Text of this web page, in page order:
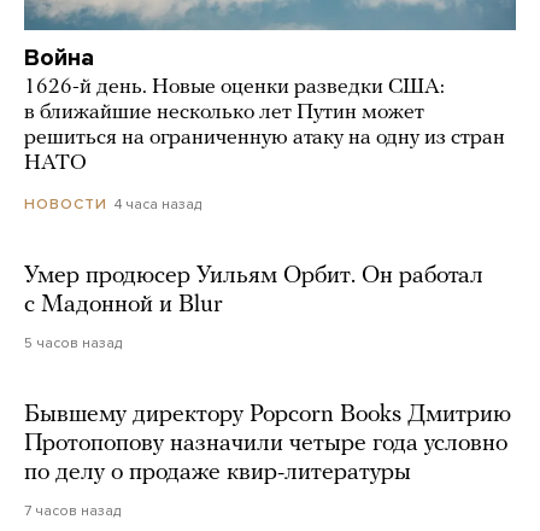
Война
1626-й день. Новые оценки разведки США:
в ближайшие несколько лет Путин может
решиться на ограниченную атаку на одну из стран
НАТО
НОВОСТИ 4 часа назад
Умер продюсер Уильям Орбит. Он работал
с Мадонной и Blur
5 часов назад
Бывшему директору Popcorn Books Дмитрию
Протопопову назначили четыре года условно
по делу о продаже квир-литературы
7 часов назад